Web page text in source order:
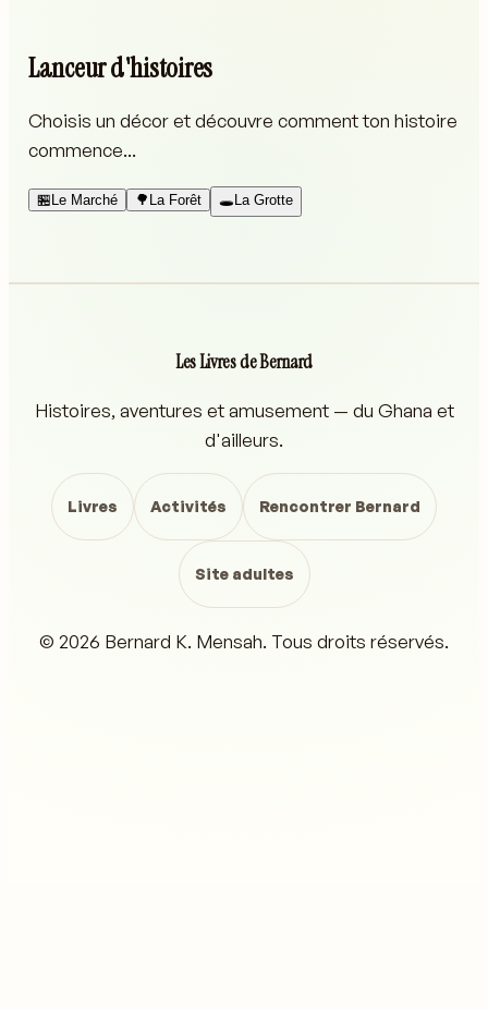
Lanceur d'histoires
Choisis un décor et découvre comment ton histoire
commence...
🏪 Le Marché 🌳 La Forêt 🕳️ La Grotte
Les Livres de Bernard
Histoires, aventures et amusement — du Ghana et
d'ailleurs.
Livres Activités Rencontrer Bernard
Site adultes
© 2026 Bernard K. Mensah. Tous droits réservés.